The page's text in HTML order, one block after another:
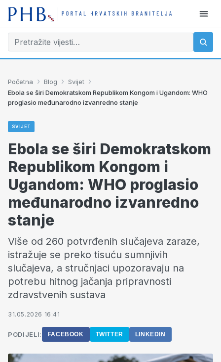
Početna › Blog › Svijet ›
Ebola se širi Demokratskom Republikom Kongom i Ugandom: WHO
proglasio međunarodno izvanredno stanje
SVIJET
Ebola se širi Demokratskom
Republikom Kongom i
Ugandom: WHO proglasio
međunarodno izvanredno
stanje
Više od 260 potvrđenih slučajeva zaraze,
istražuje se preko tisuću sumnjivih
slučajeva, a stručnjaci upozoravaju na
potrebu hitnog jačanja pripravnosti
zdravstvenih sustava
31.05.2026 16:41
PODIJELI: FACEBOOK TWITTER LINKEDIN